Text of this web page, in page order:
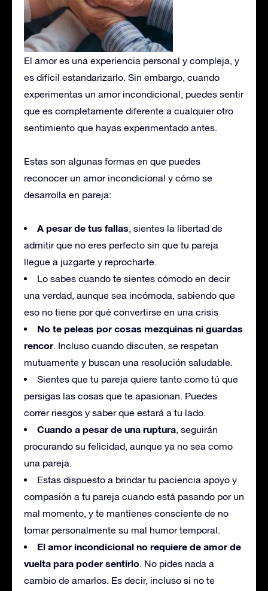
El amor es una experiencia personal y compleja, y
es difícil estandarizarlo. Sin embargo, cuando
experimentas un amor incondicional, puedes sentir
que es completamente diferente a cualquier otro
sentimiento que hayas experimentado antes.
Estas son algunas formas en que puedes
reconocer un amor incondicional y cómo se
desarrolla en pareja:
A pesar de tus fallas, sientes la libertad de
admitir que no eres perfecto sin que tu pareja
llegue a juzgarte y reprocharte.
Lo sabes cuando te sientes cómodo en decir
una verdad, aunque sea incómoda, sabiendo que
eso no tiene por qué convertirse en una crisis
No te peleas por cosas mezquinas ni guardas
rencor. Incluso cuando discuten, se respetan
mutuamente y buscan una resolución saludable.
Sientes que tu pareja quiere tanto como tú que
persigas las cosas que te apasionan. Puedes
correr riesgos y saber que estará a tu lado.
Cuando a pesar de una ruptura, seguirán
procurando su felicidad, aunque ya no sea como
una pareja.
Estas dispuesto a brindar tu paciencia apoyo y
compasión a tu pareja cuando está pasando por un
mal momento, y te mantienes consciente de no
tomar personalmente su mal humor temporal.
El amor incondicional no requiere de amor de
vuelta para poder sentirlo. No pides nada a
cambio de amarlos. Es decir, incluso si no te